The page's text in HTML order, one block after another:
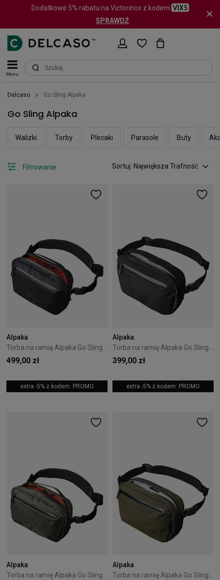
Dodatkowe 5% rabatu na Victorinox z kodem VIX5
SPRAWDŹ
Menu
Delcaso Go Sling Alpaka
Go Sling Alpaka
Walizki Torby Plecaki Parasole Buty
Sortuj: Największa Trafność
Filtrowanie
Alpaka
499,00 zł
extra -5% z kodem: PROMO
Alpaka
399,00 zł
extra -5% z kodem: PROMO
Alpaka
Torba na ramię Alpaka Go Sling X-Pac - Dark Green
Alpaka
Torba na ramię Alpaka Go Sling Axoflux - Army Green